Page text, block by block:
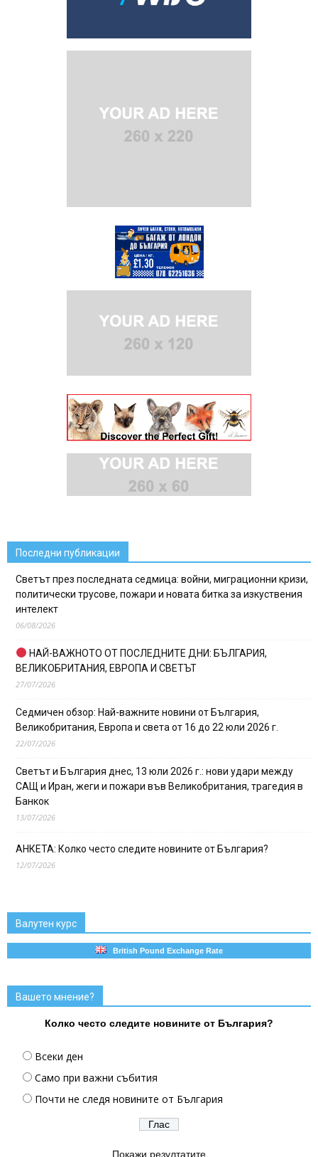
Последни публикации
Светът през последната седмица: войни, миграционни кризи,
политически трусове, пожари и новата битка за изкуствения
интелект
06/08/2026
НАЙ-ВАЖНОТО ОТ ПОСЛЕДНИТЕ ДНИ: БЪЛГАРИЯ,
ВЕЛИКОБРИТАНИЯ, ЕВРОПА И СВЕТЪТ
27/07/2026
Седмичен обзор: Най-важните новини от България,
Великобритания, Европа и света от 16 до 22 юли 2026 г.
22/07/2026
Светът и България днес, 13 юли 2026 г.: нови удари между
САЩ и Иран, жеги и пожари във Великобритания, трагедия в
Банкок
13/07/2026
АНКЕТА: Колко често следите новините от България?
12/07/2026
Валутен курс
British Pound Exchange Rate
Вашето мнение?
Колко често следите новините от България?
Всеки ден
Само при важни събития
Почти не следя новините от България
Покажи резултатите